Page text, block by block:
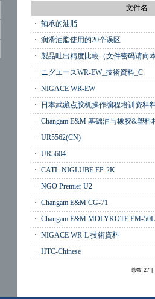
文件名
· 轴承的油脂
· 润滑油脂使用的20个误区
· 製品吐出精度比較（文件密码请向
·
ニグエースWR-EW_技術資料_C
· NIGACE WR-EW
·
日本武藏点胶机操作编程培训资料
· Changam E&M 基础油与橡胶&塑料
· UR5562(CN)
· UR5604
· CATL-NIGLUBE EP-2K
· NGO Premier U2
· Changam E&M CG-71
· Changam E&M MOLYKOTE EM-50L
· NIGACE WR-L 技術資料
· HTC-Chinese
总数27